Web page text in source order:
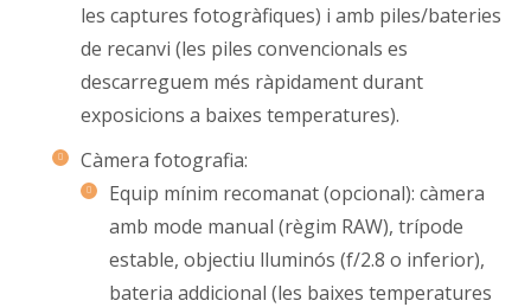
les captures fotogràfiques) i amb piles/bateries
de recanvi (les piles convencionals es
descarreguem més ràpidament durant
exposicions a baixes temperatures).
Càmera fotografia:
Equip mínim recomanat (opcional): càmera
amb mode manual (règim RAW), trípode
estable, objectiu lluminós (f/2.8 o inferior),
bateria addicional (les baixes temperatures